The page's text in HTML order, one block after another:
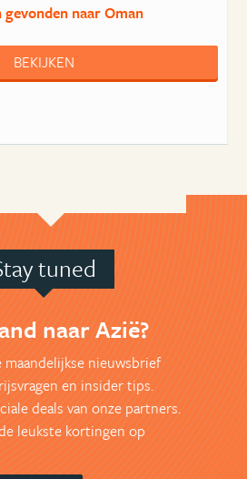
gevonden naar Oman
BEKIJKEN
tuned
naar Azië?
nieuwsbrief
en insider tips.
deals van onze partners.
leukste kortingen op